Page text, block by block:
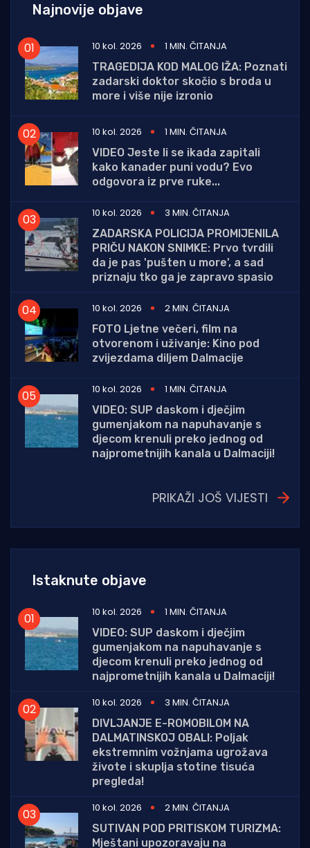
Najnovije objave
10 kol. 2026
1 MIN. ČITANJA
TRAGEDIJA KOD MALOG IŽA: Poznati
zadarski doktor skočio s broda u
more i više nije izronio
10 kol. 2026
1 MIN. ČITANJA
VIDEO Jeste li se ikada zapitali
kako kanader puni vodu? Evo
odgovora iz prve ruke...
10 kol. 2026
3 MIN. ČITANJA
ZADARSKA POLICIJA PROMIJENILA
PRIČU NAKON SNIMKE: Prvo tvrdili
da je pas 'pušten u more', a sad
priznaju tko ga je zapravo spasio
10 kol. 2026
2 MIN. ČITANJA
FOTO Ljetne večeri, film na
otvorenom i uživanje: Kino pod
zvijezdama diljem Dalmacije
10 kol. 2026
1 MIN. ČITANJA
VIDEO: SUP daskom i dječjim
gumenjakom na napuhavanje s
djecom krenuli preko jednog od
najprometnijih kanala u Dalmaciji!
PRIKAŽI JOŠ VIJESTI
Istaknute objave
10 kol. 2026
1 MIN. ČITANJA
VIDEO: SUP daskom i dječjim
gumenjakom na napuhavanje s
djecom krenuli preko jednog od
najprometnijih kanala u Dalmaciji!
10 kol. 2026
3 MIN. ČITANJA
DIVLJANJE E-ROMOBILOM NA
DALMATINSKOJ OBALI: Poljak
ekstremnim vožnjama ugrožava
živote i skuplja stotine tisuća
pregleda!
10 kol. 2026
2 MIN. ČITANJA
SUTIVAN POD PRITISKOM TURIZMA:
Mještani upozoravaju na